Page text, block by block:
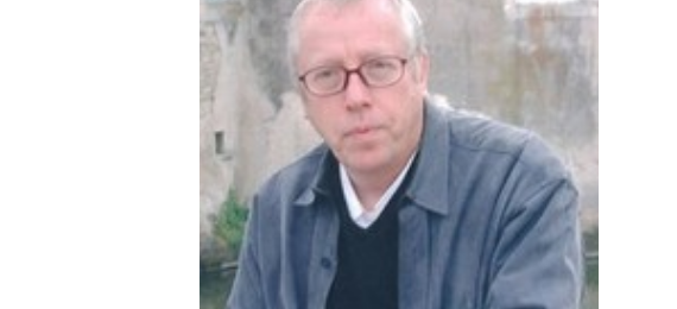
OTHER PRODUCTS